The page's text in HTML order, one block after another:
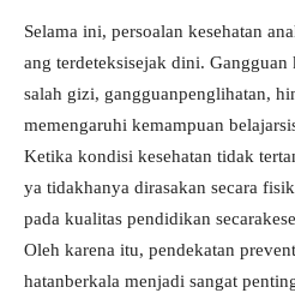
Selama ini, persoalan kesehatan
ang terdeteksisejak dini. Gangguan
salah gizi, gangguanpenglihatan,
memengaruhi kemampuan
Ketika kondisi kesehatan tidak
ya tidakhanya dirasakan secara
pada kualitas pendidikan
Oleh karena itu, pendekatan
hatanberkala menjadi sangat